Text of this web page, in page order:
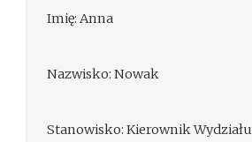
Imię: Anna
Nazwisko: Nowak
Stanowisko: Kierownik Wydziału